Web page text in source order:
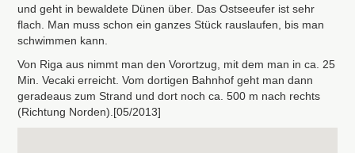
und geht in bewaldete Dünen über. Das Ostseeufer ist sehr
flach. Man muss schon ein ganzes Stück rauslaufen, bis man
schwimmen kann.
Von Riga aus nimmt man den Vorortzug, mit dem man in ca. 25
Min. Vecaki erreicht. Vom dortigen Bahnhof geht man dann
geradeaus zum Strand und dort noch ca. 500 m nach rechts
(Richtung Norden).[05/2013]